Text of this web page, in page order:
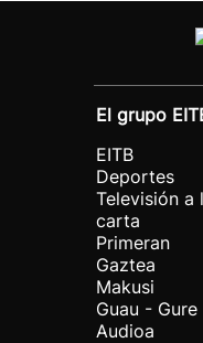
El grupo
EITB
Deportes
Televisión a
carta
Primeran
Gaztea
Makusi
Guau - Gure
Audioa